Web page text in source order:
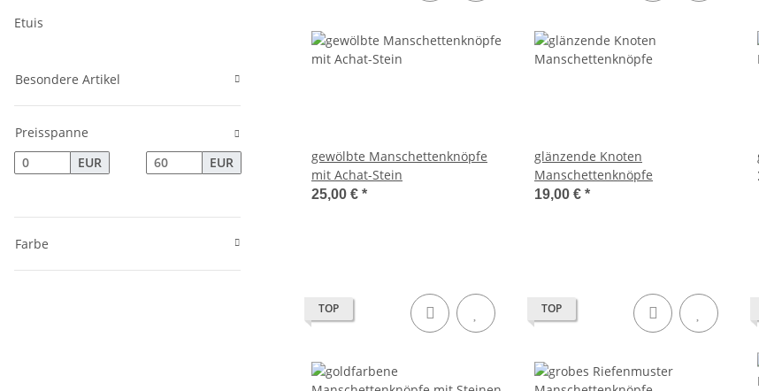
gewölbte Manschettenknöpfe
mit Achat-Stein
25,00 € *
glänzende Knoten
Manschettenknöpfe
19,00 € *
TOP TOP
Etuis
Besondere Artikel
Preisspanne
EUR
EUR
Farbe